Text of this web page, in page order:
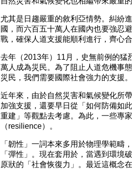
尤其是日趨嚴重的敘利亞情勢。糾紛
國，而六百五十萬人在國內也要強忍
戰，確保人道支援能順利進行，齊心
去年（2013年）11月，史無前例的猛
萬人成為災民。為了阻止人道危機事
災民，我們需要國際社會強力的支援。
近年來，由於自然災害和氣候變化所
加強支援，還要早日從「如何防備如
重建」等觀點去考慮。為此，一些專
（resilience）。
「韌性」一詞本來多用於物理學範疇
「彈性」。現在套用於，當遇到環境
原狀的「社會恢復力」。最近這概念